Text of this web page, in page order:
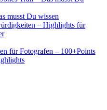
musst Du wissen
– Highlights für
für Fotografen – 100+Points